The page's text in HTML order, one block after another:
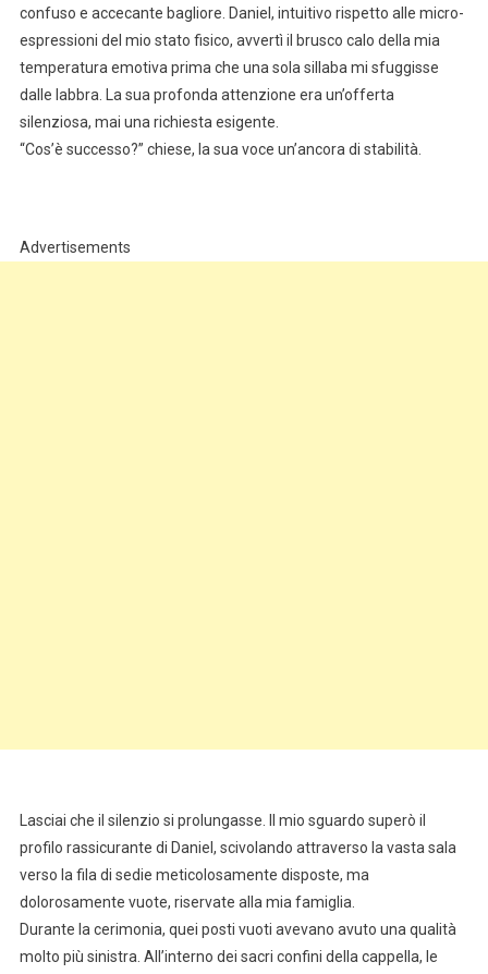
confuso e accecante bagliore. Daniel, intuitivo rispetto alle micro-
espressioni del mio stato fisico, avvertì il brusco calo della mia
temperatura emotiva prima che una sola sillaba mi sfuggisse
dalle labbra. La sua profonda attenzione era un’offerta
silenziosa, mai una richiesta esigente.
“Cos’è successo?” chiese, la sua voce un’ancora di stabilità.
Advertisements
Lasciai che il silenzio si prolungasse. Il mio sguardo superò il
profilo rassicurante di Daniel, scivolando attraverso la vasta sala
verso la fila di sedie meticolosamente disposte, ma
dolorosamente vuote, riservate alla mia famiglia.
Durante la cerimonia, quei posti vuoti avevano avuto una qualità
molto più sinistra. All’interno dei sacri confini della cappella, le